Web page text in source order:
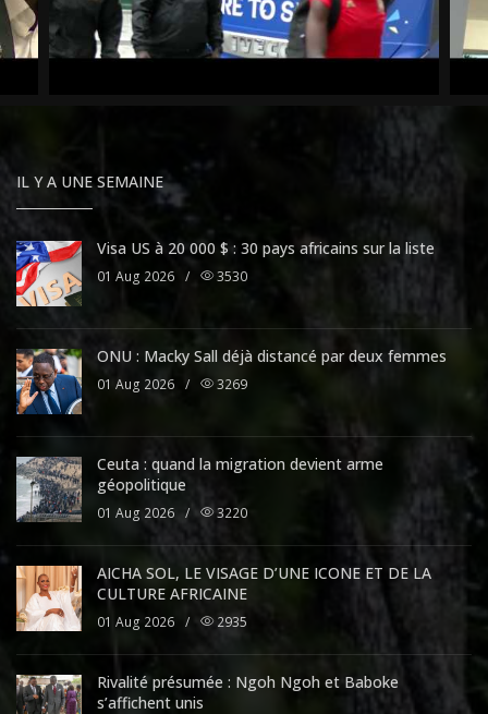
IL Y A UNE SEMAINE
Visa US à 20 000 $ : 30 pays africains sur la liste
01 Aug 2026 / 3530
ONU : Macky Sall déjà distancé par deux femmes
01 Aug 2026 / 3269
Ceuta : quand la migration devient arme
géopolitique
01 Aug 2026 / 3220
AICHA SOL, LE VISAGE D’UNE ICONE ET DE LA
CULTURE AFRICAINE
01 Aug 2026 / 2935
Rivalité présumée : Ngoh Ngoh et Baboke
s’affichent unis